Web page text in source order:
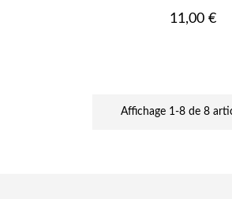
Prix
11,00 €
Affichage 1-8 de 8